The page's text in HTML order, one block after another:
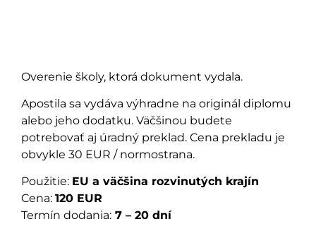
Overenie školy, ktorá dokument vydala.
Apostila sa vydáva výhradne na originál diplomu
alebo jeho dodatku. Väčšinou budete
potrebovať aj úradný preklad. Cena prekladu je
obvykle 30 EUR / normostrana.
Použitie: EU a väčšina rozvinutých krajín
Cena: 120 EUR
Termín dodania: 7 – 20 dní